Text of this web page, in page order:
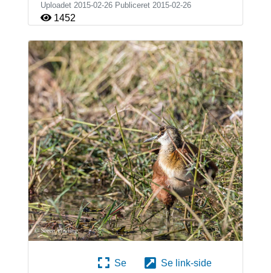
Uploadet 2015-02-26 Publiceret 2015-02-26
1452
Se
Se link-side